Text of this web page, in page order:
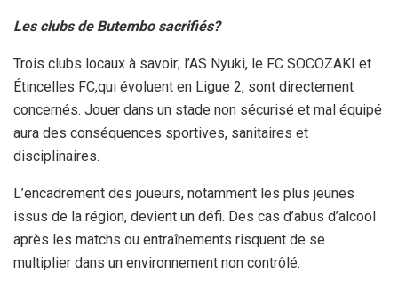
Les clubs de Butembo sacrifiés?
Trois clubs locaux à savoir; l’AS Nyuki, le FC SOCOZAKI et
Étincelles FC,qui évoluent en Ligue 2, sont directement
concernés. Jouer dans un stade non sécurisé et mal équipé
aura des conséquences sportives, sanitaires et
disciplinaires.
L’encadrement des joueurs, notamment les plus jeunes
issus de la région, devient un défi. Des cas d’abus d’alcool
après les matchs ou entraînements risquent de se
multiplier dans un environnement non contrôlé.